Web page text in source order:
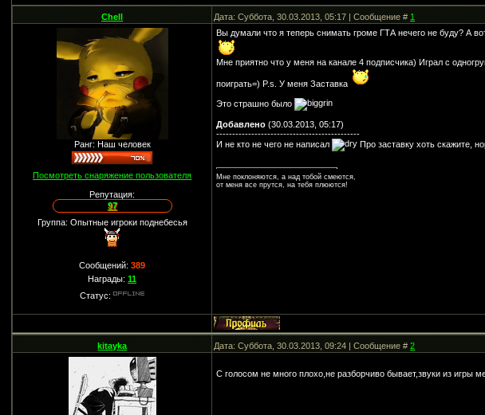
Chell Дата: Суббота, 30.03.2013, 05:17 | Сообщение #1
Ранг: Наш человек
Посмотреть снаряжение пользователя
Репутация:
97
Группа: Опытные игроки поднебесья
Сообщений:389
Награды:11
Статус:
Вы думали что я теперь снимать громе ГТА нечего не буду? А
Мне приятно что у меня на канале 4 подписчика) Играл с
поиграть=) P.s. У меня Заставка
Это страшно было
Добавлено (30.03.2013, 05:17)
---------------------------------------------
И не кто не чего не написал
Про заставку хоть скажите,
Мне поклоняются, а над тобой смеются,
от меня все прутся, на тебя плюются!
kitayka Дата: Суббота, 30.03.2013, 09:24 | Сообщение #2
С голосом не много плохо,не разборчиво бывает,звуки из игры